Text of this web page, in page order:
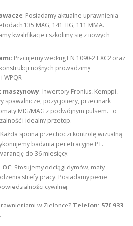
: Posiadamy aktualne uprawnienia
135 MAG, 141 TIG, 111 MMA.
kwalifikacje i szkolimy się z nowych
: Pracujemy według EN 1090-2 EXC2 oraz
nośnych prowadzimy
WPQR.
maszynowy: Inwertory Fronius, Kemppi,
spawalnicze, pozycjonery, przecinarki
MIG/MAG z podwójnym pulsem. To
i idealny przetop.
Każda spoina przechodzi kontrolę wizualną
badania penetracyjne PT.
do 36 miesięcy.
: Stosujemy odciągi dymów, maty
strefy pracy. Posiadamy pełne
cywilnej.
w Zielonce? Telefon: 570 933